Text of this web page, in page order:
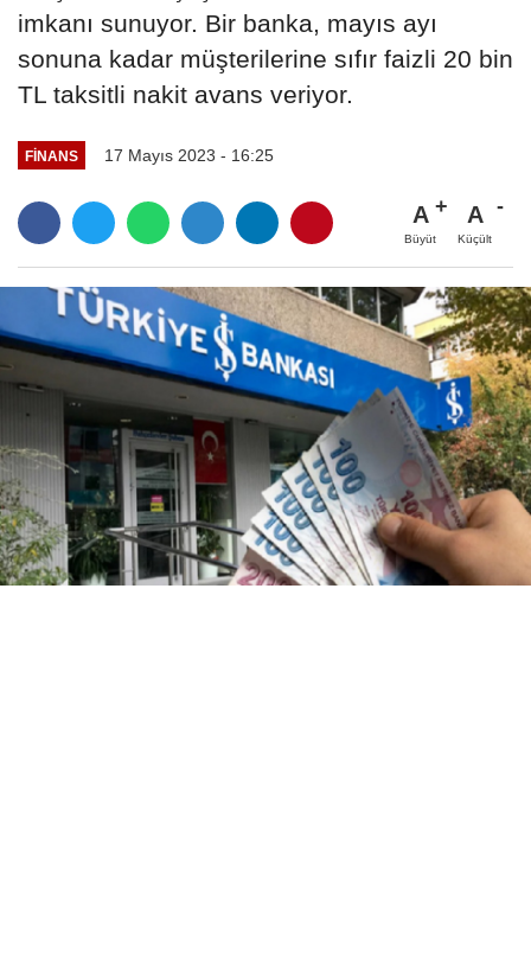
imkanı sunuyor. Bir banka, mayıs ayı
sonuna kadar müşterilerine sıfır faizli 20 bin
TL taksitli nakit avans veriyor.
FINANS 17 Mayıs 2023 - 16:25
A
Büyüt
A
Küçült